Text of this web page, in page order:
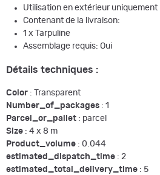
Utilisation en extérieur uniquement
Contenant de la livraison:
1 x Tarpuline
Assemblage requis: Oui
Détails techniques :
Color : Transparent
Number_of_packages : 1
Parcel_or_pallet : parcel
Size : 4 x 8 m
Product_volume : 0.044
estimated_dispatch_time : 2
estimated_total_delivery_time : 5